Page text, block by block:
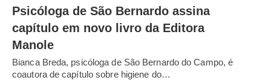
Psicóloga de São Bernardo assina
capítulo em novo livro da Editora
Manole
Bianca Breda, psicóloga de São Bernardo do Campo, é
coautora de capítulo sobre higiene do…